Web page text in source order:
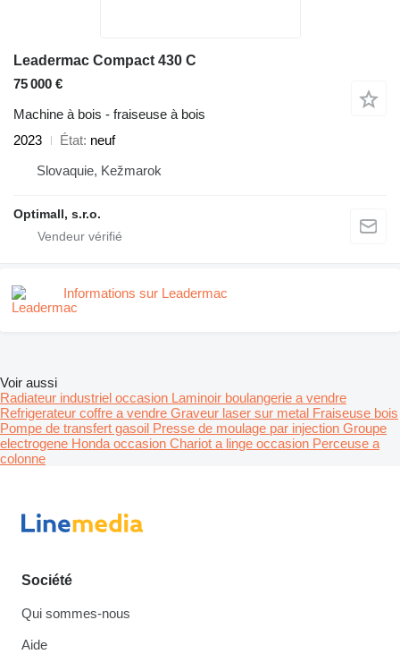
Leadermac Compact 430 C
75 000 €
Machine à bois - fraiseuse à bois
2023
État neuf
Slovaquie, Kežmarok
Optimall, s.r.o.
Informations sur Leadermac
Voir aussi
Radiateur industriel occasion Laminoir boulangerie a vendre
Refrigerateur coffre a vendre Graveur laser sur metal Fraiseuse bois
Pompe de transfert gasoil Presse de moulage par injection Groupe
electrogene Honda occasion Chariot a linge occasion Perceuse a
colonne
Société
Qui sommes-nous
Aide